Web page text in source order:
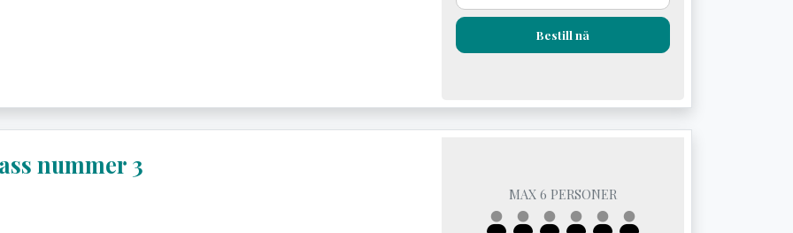
Bestill nå
nummer 3
MAX 6 PERSONER